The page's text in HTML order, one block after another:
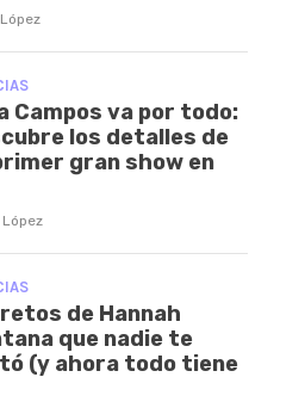
Campos va por todo:
los detalles de
gran show en
López
de Hannah
que nadie te
(y ahora todo tiene